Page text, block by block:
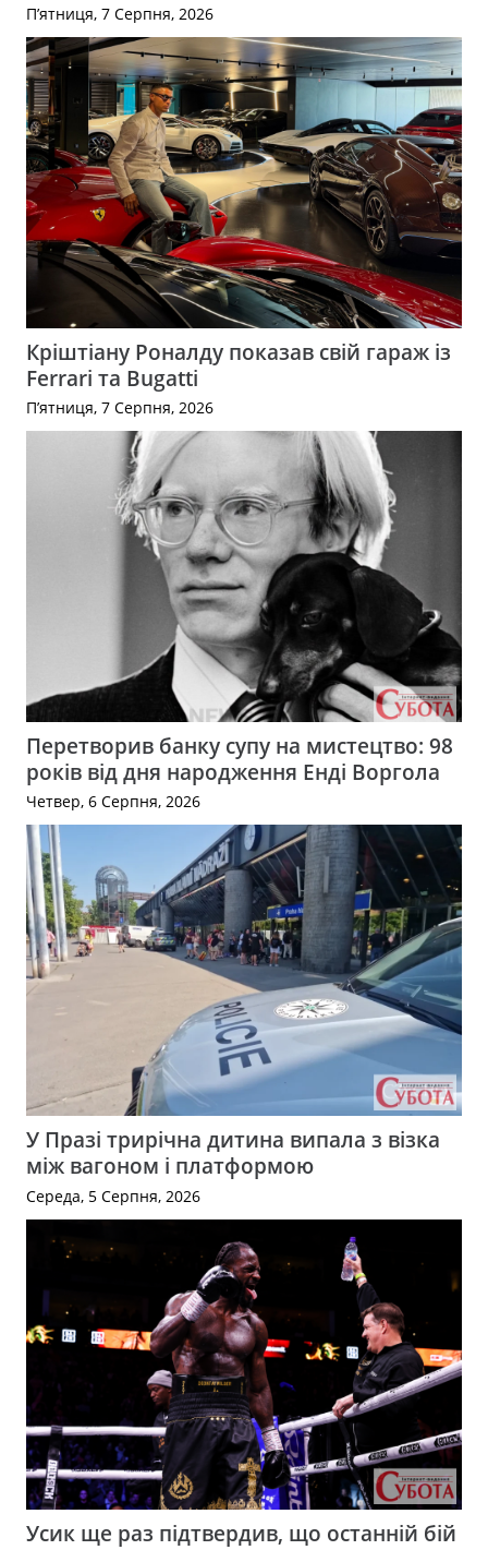
П’ятниця, 7 Серпня, 2026
Кріштіану Роналду показав свій гараж із
Ferrari та Bugatti
П’ятниця, 7 Серпня, 2026
Перетворив банку супу на мистецтво: 98
років від дня народження Енді Воргола
Четвер, 6 Серпня, 2026
У Празі трирічна дитина випала з візка
між вагоном і платформою
Середа, 5 Серпня, 2026
Усик ще раз підтвердив, що останній бій